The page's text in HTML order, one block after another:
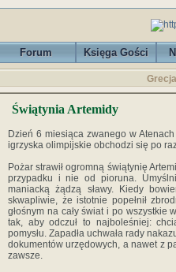
Forum Księga Gości
Świątynia Artemidy
Dzień 6 miesiąca zwanego w
igrzyska olim­pijskie obchodzi się po
Pożar strawił ogromną świątynię
przy­padku i nie od pioruna.
maniacką żądzą sławy. Kie­dy
skwapliwie, że istotnie popełnił
głośnym na cały świat i po
tak, aby odczuł to naj­boleśniej:
pomysłu. Zapadła uchwała rady
do­kumentów urzędowych, a nawet z
zawsze.